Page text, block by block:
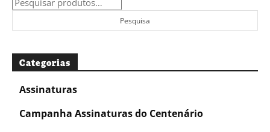
por:
Pesquisa
Categorias
Assinaturas
Campanha Assinaturas do Centenário